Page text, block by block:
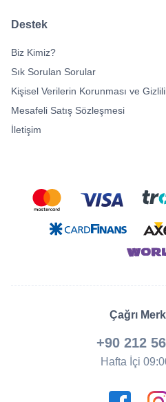
Destek
Biz Kimiz?
Sık Sorulan Sorular
Kişisel Verilerin Korunması ve
Mesafeli Satış Sözleşmesi
İletişim
Çağrı
+90 212
Hafta İçi